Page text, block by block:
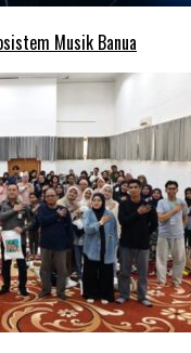
Musik Banua